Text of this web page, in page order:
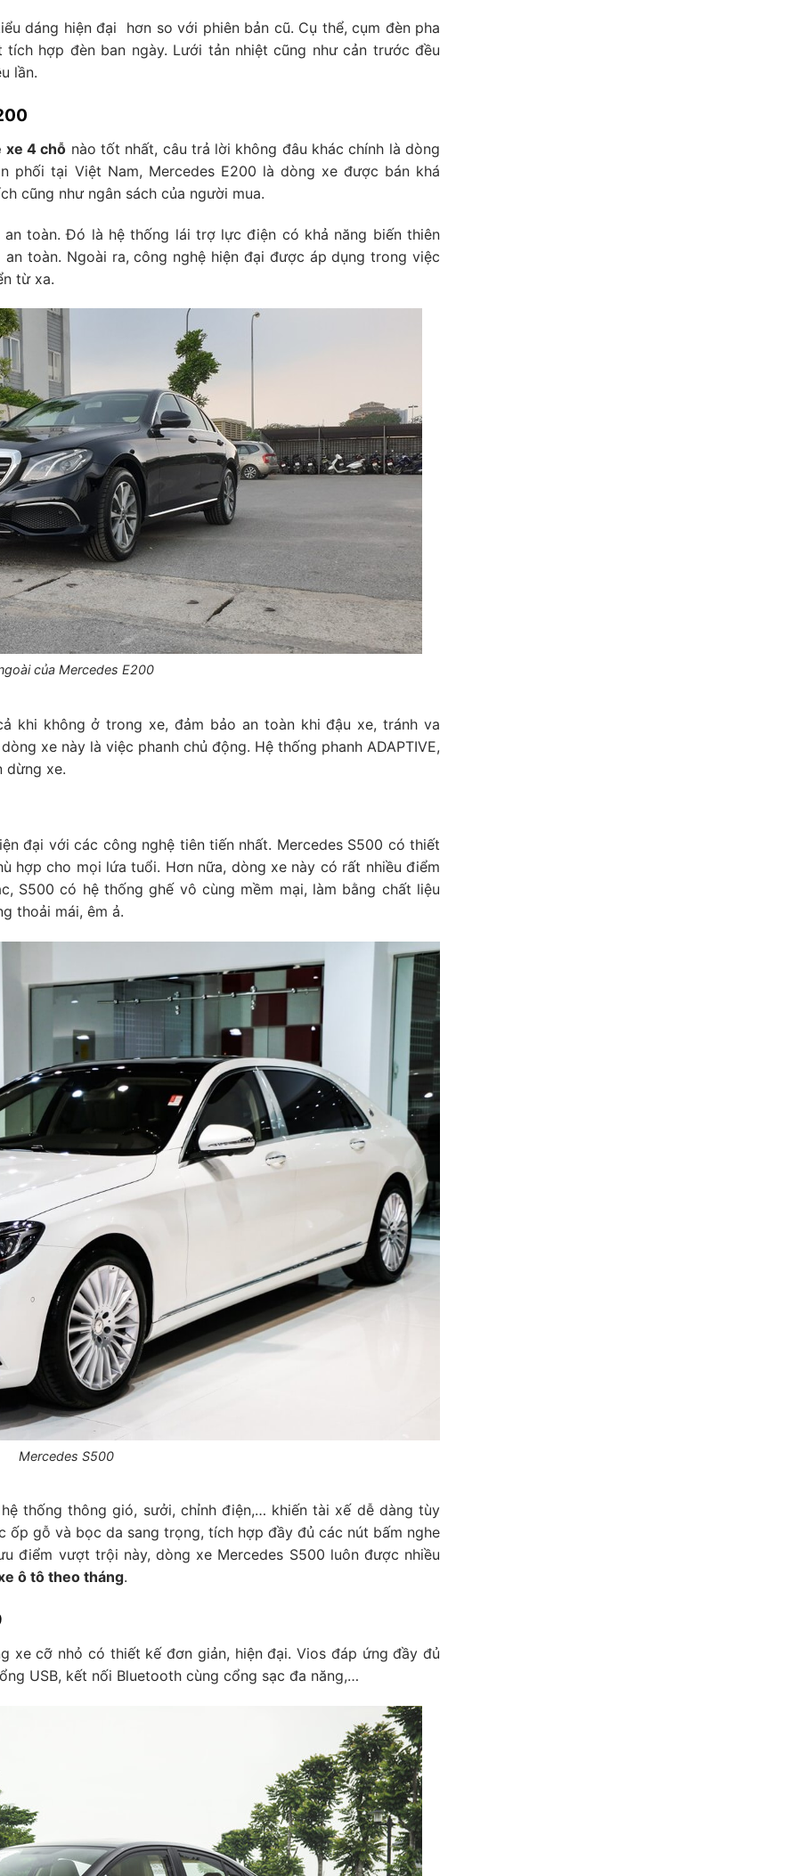
dáng hiện đại hơn so với phiên bản cũ. Cụ thể, cụm đèn pha
hợp đèn ban ngày. Lưới tản nhiệt cũng như cản trước đều
lần.
xe 4 chỗ nào tốt nhất, câu trả lời không đâu khác chính là dòng
phối tại Việt Nam, Mercedes E200 là dòng xe được bán khá
cũng như ngân sách của người mua.
toàn. Đó là hệ thống lái trợ lực điện có khả năng biến thiên
toàn. Ngoài ra, công nghệ hiện đại được áp dụng trong việc
từ xa.
của Mercedes E200
khi không ở trong xe, đảm bảo an toàn khi đậu xe, tránh va
xe này là việc phanh chủ động. Hệ thống phanh ADAPTIVE,
dừng xe.
đại với các công nghệ tiên tiến nhất. Mercedes S500 có thiết
hợp cho mọi lứa tuổi. Hơn nữa, dòng xe này có rất nhiều điểm
S500 có hệ thống ghế vô cùng mềm mại, làm bằng chất liệu
thoải mái, êm ả.
Mercedes S500
thống thông gió, sưởi, chỉnh điện,… khiến tài xế dễ dàng tùy
ốp gỗ và bọc da sang trọng, tích hợp đầy đủ các nút bấm nghe
điểm vượt trội này, dòng xe Mercedes S500 luôn được nhiều
ô tô theo tháng.
xe cỡ nhỏ có thiết kế đơn giản, hiện đại. Vios đáp ứng đầy đủ
USB, kết nối Bluetooth cùng cổng sạc đa năng,…